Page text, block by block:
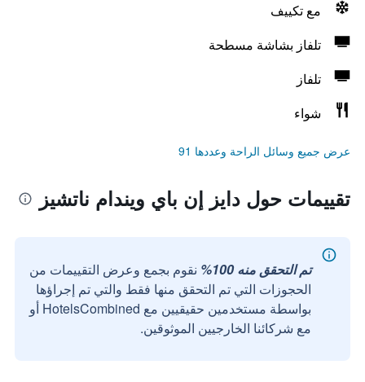
مع تكييف
تلفاز بشاشة مسطحة
تلفاز
شواء
عرض جميع وسائل الراحة وعددها 91
تقييمات حول دايز إن باي ويندام ناتشيز
تم التحقق منه 100%
نقوم بجمع وعرض التقييمات من
الحجوزات التي تم التحقق منها فقط والتي تم إجراؤها
بواسطة مستخدمين حقيقيين مع HotelsCombined أو
مع شركائنا الخارجيين الموثوقين.